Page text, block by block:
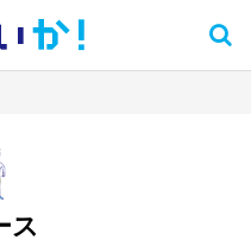
か！
ス